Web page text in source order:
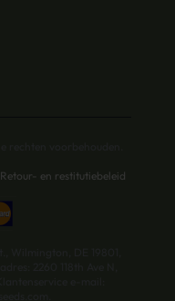
Retour- en restitutiebeleid